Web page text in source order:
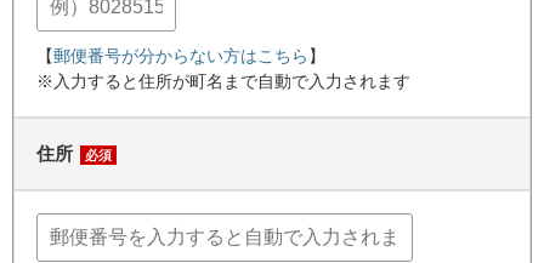
【郵便番号が分からない方はこちら 】
※入力すると住所が町名まで自動で入力されます
住所 必須